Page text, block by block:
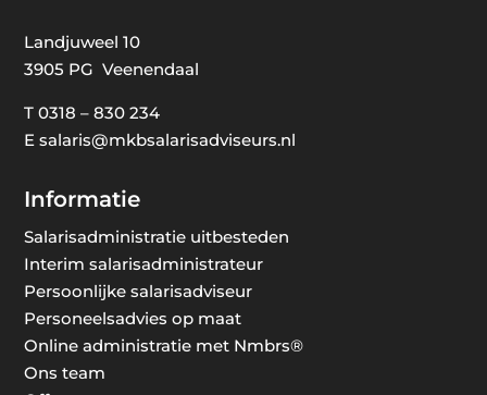
Landjuweel 10
3905 PG Veenendaal
T0318 – 830 234
Esalaris@mkbsalarisadviseurs.nl
Informatie
Salarisadministratie uitbesteden
Interim salarisadministrateur
Persoonlijke salarisadviseur
Personeelsadvies op maat
Online administratie met Nmbrs®
Ons team